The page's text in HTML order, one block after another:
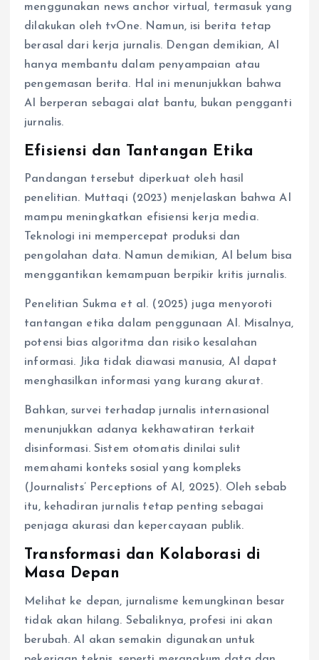
menggunakan news anchor virtual, termasuk yang
dilakukan oleh tvOne. Namun, isi berita tetap
berasal dari kerja jurnalis. Dengan demikian, AI
hanya membantu dalam penyampaian atau
pengemasan berita. Hal ini menunjukkan bahwa
AI berperan sebagai alat bantu, bukan pengganti
jurnalis.
Efisiensi dan Tantangan Etika
Pandangan tersebut diperkuat oleh hasil
penelitian. Muttaqi (2023) menjelaskan bahwa AI
mampu meningkatkan efisiensi kerja media.
Teknologi ini mempercepat produksi dan
pengolahan data. Namun demikian, AI belum bisa
menggantikan kemampuan berpikir kritis jurnalis.
Penelitian Sukma et al. (2025) juga menyoroti
tantangan etika dalam penggunaan AI. Misalnya,
potensi bias algoritma dan risiko kesalahan
informasi. Jika tidak diawasi manusia, AI dapat
menghasilkan informasi yang kurang akurat.
Bahkan, survei terhadap jurnalis internasional
menunjukkan adanya kekhawatiran terkait
disinformasi. Sistem otomatis dinilai sulit
memahami konteks sosial yang kompleks
(Journalists’ Perceptions of AI, 2025). Oleh sebab
itu, kehadiran jurnalis tetap penting sebagai
penjaga akurasi dan kepercayaan publik.
Transformasi dan Kolaborasi di
Masa Depan
Melihat ke depan, jurnalisme kemungkinan besar
tidak akan hilang. Sebaliknya, profesi ini akan
berubah. AI akan semakin digunakan untuk